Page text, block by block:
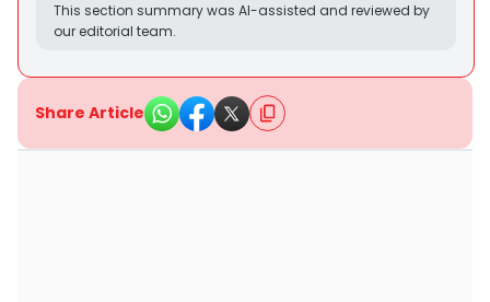
This section summary was AI-assisted and reviewed by
our editorial team.
Share Article